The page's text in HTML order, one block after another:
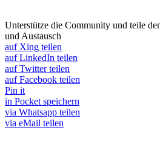
Unterstütze die Community und teile
und Austausch
auf Xing teilen
auf LinkedIn teilen
auf Twitter teilen
auf Facebook teilen
Pin it
in Pocket speichern
via Whatsapp teilen
via eMail teilen